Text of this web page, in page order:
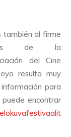
también al firme
de la
del Cine
resulta muy
para
encontrar